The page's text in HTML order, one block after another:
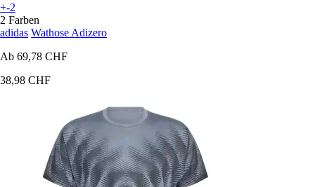
+-2
2 Farben
adidas Wathose Adizero
Ab 69,78 CHF
38,98 CHF